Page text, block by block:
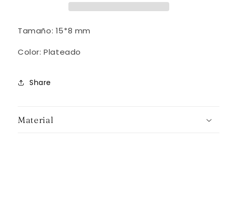
Tamaño: 15*8 mm
Color: Plateado
Share
Material